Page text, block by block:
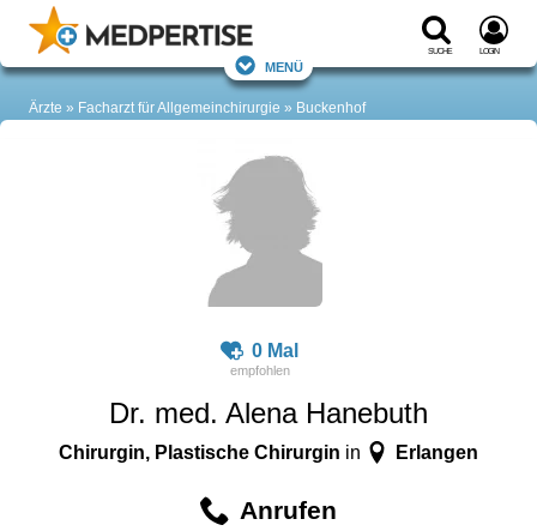
Suche Login
Menü
Ärzte Facharzt für Allgemeinchirurgie Buckenhof
0 Mal
Dr. med. Alena Hanebuth
Chirurgin, Plastische Chirurgin in Erlangen
Anrufen